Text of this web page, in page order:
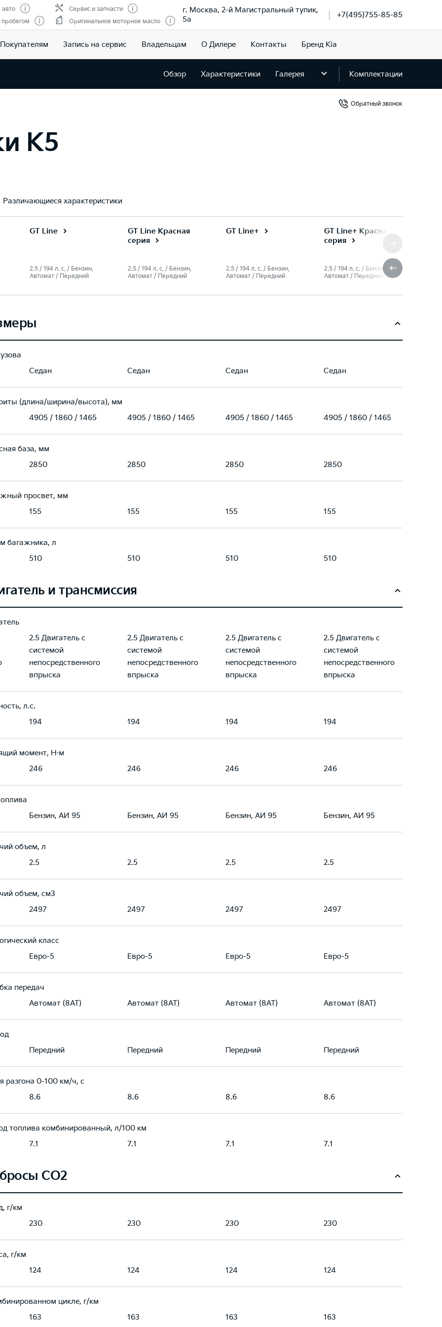
Сервис и запчасти
Оригинальное моторное масло
г. Москва, 2-й Магистральный тупик,
5а
+7(495)755-85-85
Покупателям Запись на сервис Владельцам О Дилере Контакты Бренд Kia
Обзор Характеристики Галерея Комплектации
Обратный звонок
K5
Различающиеся характеристики
GT Line
2.5 / 194 л. c. / Бензин,
Автомат / Передний
GT Line Красная
серия
2.5 / 194 л. c. / Бензин,
Автомат / Передний
GT Line+
2.5 / 194 л. c. / Бензин,
Автомат / Передний
GT Line+ Красная
серия
2.5 / 194 л. c. / Бензин,
Автомат / Передний
Седан Седан Седан Седан
(длина/ширина/высота), мм
4905 / 1860 / 1465 4905 / 1860 / 1465 4905 / 1860 / 1465 4905 / 1860 / 1465
база, мм
2850 2850 2850 2850
просвет, мм
155 155 155 155
багажника, л
510 510 510 510
и трансмиссия
2.5 Двигатель с
системой
непосредственного
впрыска
2.5 Двигатель с
системой
непосредственного
впрыска
2.5 Двигатель с
системой
непосредственного
впрыска
2.5 Двигатель с
системой
непосредственного
впрыска
л.с.
194 194 194 194
момент, Н·м
246 246 246 246
Бензин, АИ 95 Бензин, АИ 95 Бензин, АИ 95 Бензин, АИ 95
объем, л
2.5 2.5 2.5 2.5
объем, см3
2497 2497 2497 2497
класс
Евро-5 Евро-5 Евро-5 Евро-5
передач
Автомат (8AT) Автомат (8AT) Автомат (8AT) Автомат (8AT)
Передний Передний Передний Передний
разгона 0-100 км/ч, с
8.6 8.6 8.6 8.6
топлива комбинированный, л/100 км
7.1 7.1 7.1 7.1
CO2
г/км
230 230 230 230
г/км
124 124 124 124
цикле, г/км
163 163 163 163